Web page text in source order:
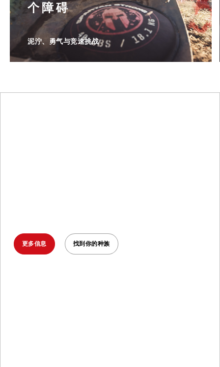
个障碍
泥泞、勇气与竞速挑战
更多信息 找到你的种族